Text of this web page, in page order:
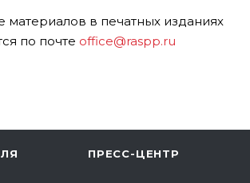
материалов в печатных изданиях
по почте office@raspp.ru
ПРЕСС-ЦЕНТР